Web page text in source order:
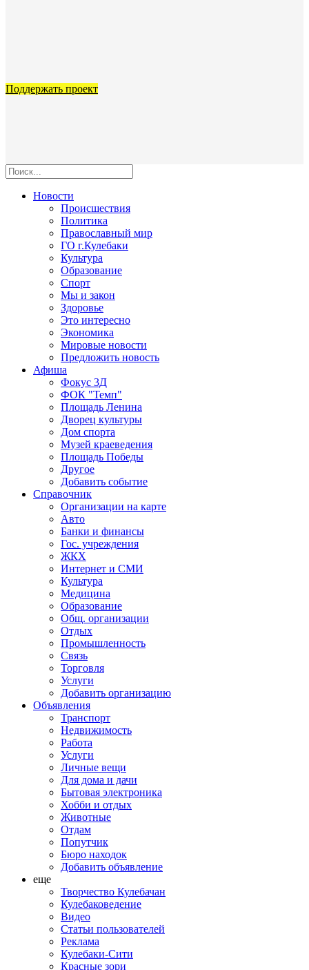
Поддержать проект
Новости
Происшествия
Политика
Православный мир
ГО г.Кулебаки
Культура
Образование
Спорт
Мы и закон
Здоровье
Это интересно
Экономика
Мировые новости
Предложить новость
Афиша
Фокус 3Д
ФОК "Темп"
Площадь Ленина
Дворец культуры
Дом спорта
Музей краеведения
Площадь Победы
Другое
Добавить событие
Справочник
Организации на карте
Авто
Банки и финансы
Гос. учреждения
ЖКХ
Интернет и СМИ
Культура
Медицина
Образование
Общ. организации
Отдых
Промышленность
Связь
Торговля
Услуги
Добавить организацию
Объявления
Транспорт
Недвижимость
Работа
Услуги
Личные вещи
Для дома и дачи
Бытовая электроника
Хобби и отдых
Животные
Отдам
Попутчик
Бюро находок
Добавить объявление
еще
Творчество Кулебачан
Кулебаковедение
Видео
Статьи пользователей
Реклама
Кулебаки-Сити
Красные зори